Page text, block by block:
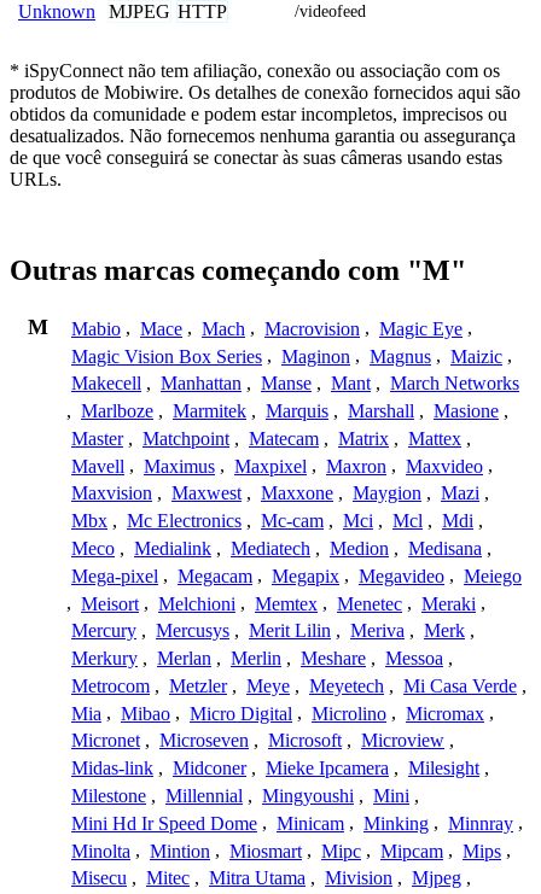
Unknown MJPEG HTTP /videofeed
* iSpyConnect não tem afiliação, conexão ou associação com os
produtos de Mobiwire. Os detalhes de conexão fornecidos aqui são
obtidos da comunidade e podem estar incompletos, imprecisos ou
desatualizados. Não fornecemos nenhuma garantia ou assegurança
de que você conseguirá se conectar às suas câmeras usando estas
URLs.
Outras marcas começando com "M"
M Mabio , Mace , Mach , Macrovision , Magic Eye ,
Magic Vision Box Series , Maginon , Magnus , Maizic ,
Makecell , Manhattan , Manse , Mant , March Networks
, Marlboze , Marmitek , Marquis , Marshall , Masione ,
Master , Matchpoint , Matecam , Matrix , Mattex ,
Mavell , Maximus , Maxpixel , Maxron , Maxvideo ,
Maxvision , Maxwest , Maxxone , Maygion , Mazi ,
Mbx , Mc Electronics , Mc-cam , Mci , Mcl , Mdi ,
Meco , Medialink , Mediatech , Medion , Medisana ,
Mega-pixel , Megacam , Megapix , Megavideo , Meiego
, Meisort , Melchioni , Memtex , Menetec , Meraki ,
Mercury , Mercusys , Merit Lilin , Meriva , Merk ,
Merkury , Merlan , Merlin , Meshare , Messoa ,
Metrocom , Metzler , Meye , Meyetech , Mi Casa Verde ,
Mia , Mibao , Micro Digital , Microlino , Micromax ,
Micronet , Microseven , Microsoft , Microview ,
Midas-link , Midconer , Mieke Ipcamera , Milesight ,
Milestone , Millennial , Mingyoushi , Mini ,
Mini Hd Ir Speed Dome , Minicam , Minking , Minnray ,
Minolta , Mintion , Miosmart , Mipc , Mipcam , Mips ,
Misecu , Mitec , Mitra Utama , Mivision , Mjpeg ,